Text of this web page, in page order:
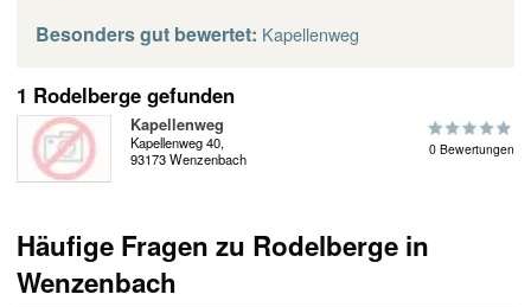
Besonders gut bewertet: Kapellenweg
1 Rodelberge gefunden
Kapellenweg
Kapellenweg 40,
93173 Wenzenbach
0 Bewertungen
Häufige Fragen zu Rodelberge in
Wenzenbach